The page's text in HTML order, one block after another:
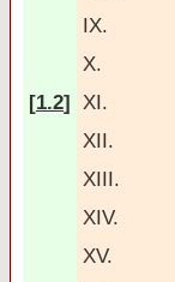
IX.
X.
[1.2] XI.
XII.
XIII.
XIV.
XV.